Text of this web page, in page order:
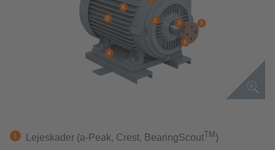
Lejeskader (a-Peak, Crest, BearingScoutTM )